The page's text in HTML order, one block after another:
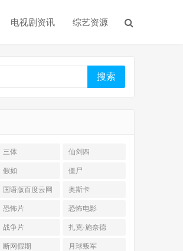
电视剧资讯 综艺资源
搜索
三体 仙剑四
假如 僵尸
国语版百度云网
盘
奥斯卡
恐怖片 恐怖电影
战争片 扎克·施奈德
断网假期 月球叛军